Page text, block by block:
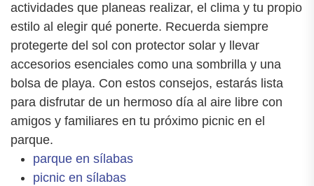
actividades que planeas realizar, el clima y tu propio
estilo al elegir qué ponerte. Recuerda siempre
protegerte del sol con protector solar y llevar
accesorios esenciales como una sombrilla y una
bolsa de playa. Con estos consejos, estarás lista
para disfrutar de un hermoso día al aire libre con
amigos y familiares en tu próximo picnic en el
parque.
parque en sílabas
picnic en sílabas